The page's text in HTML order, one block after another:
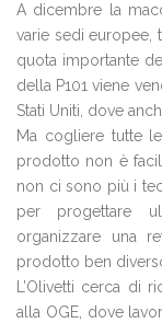
A dicembre la
varie sedi europee,
quota importante
della P101 viene
Stati Uniti, dove
Ma cogliere tutte
prodotto non è
non ci sono più i
per progettare
organizzare una
prodotto ben
L’Olivetti cerca di
alla OGE, dove